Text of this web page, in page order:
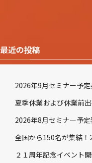
最近の投稿
2026年9月セミナー予定
夏季休業および休業前
2026年8月セミナー予定
全国から150名が集結
２１周年記念イベント